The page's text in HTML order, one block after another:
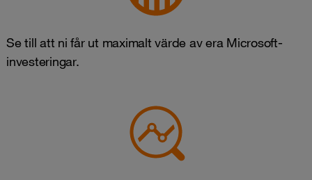
Se till att ni får ut maximalt värde av era Microsoft-
investeringar.